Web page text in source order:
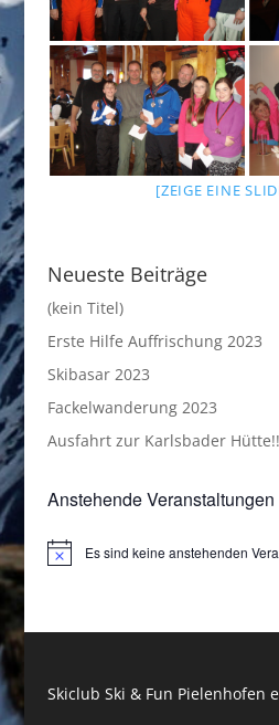
[ZEIGE EINE
Neueste Beiträge
(kein Titel)
Erste Hilfe Auffrischung 2023
Skibasar 2023
Fackelwanderung 2023
Ausfahrt zur Karlsbader Hütte!!
Anstehende Veranstaltungen
HinweisEs sind keine anstehenden
Skiclub Ski & Fun Pielenhofen